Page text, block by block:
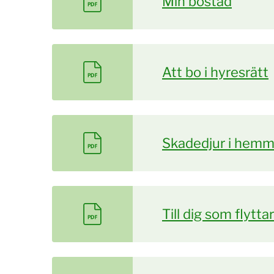
Att bo i hyresrätt
Skadedjur i
Till dig som flyttar